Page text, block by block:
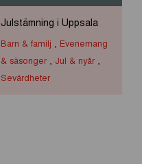
Julstämning i Uppsala
Barn & familj , Evenemang
& säsonger , Jul & nyår ,
Sevärdheter